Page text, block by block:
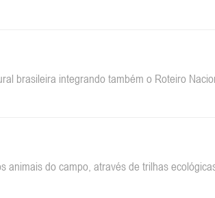
brasileira integrando também o Roteiro
animais do campo, através de trilhas